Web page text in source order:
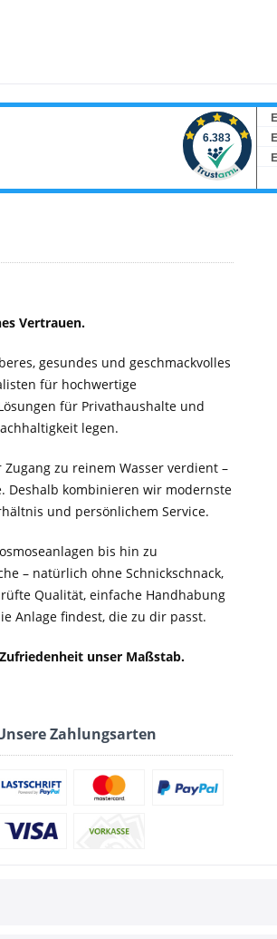
Vertrauen.
gesundes und geschmackvolles
für hochwertige
für Privathaushalte und
legen.
zu reinem Wasser verdient –
Deshalb kombinieren wir modernste
und persönlichem Service.
bis hin zu
– natürlich ohne Schnickschnack,
Qualität, einfache Handhabung
Anlage findest, die zu dir passt.
unser Maßstab.
Zahlungsarten